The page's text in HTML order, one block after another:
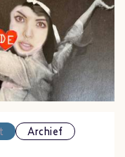
Archief